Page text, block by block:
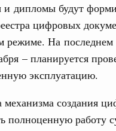
и дипломы будут
цифровых
режиме. На последнем
– планируется
эксплуатацию.
механизма создания
полноценную работу
России,Минтранс
,6 августа 2026,
по
о